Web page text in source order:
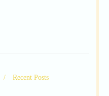
Recent Posts